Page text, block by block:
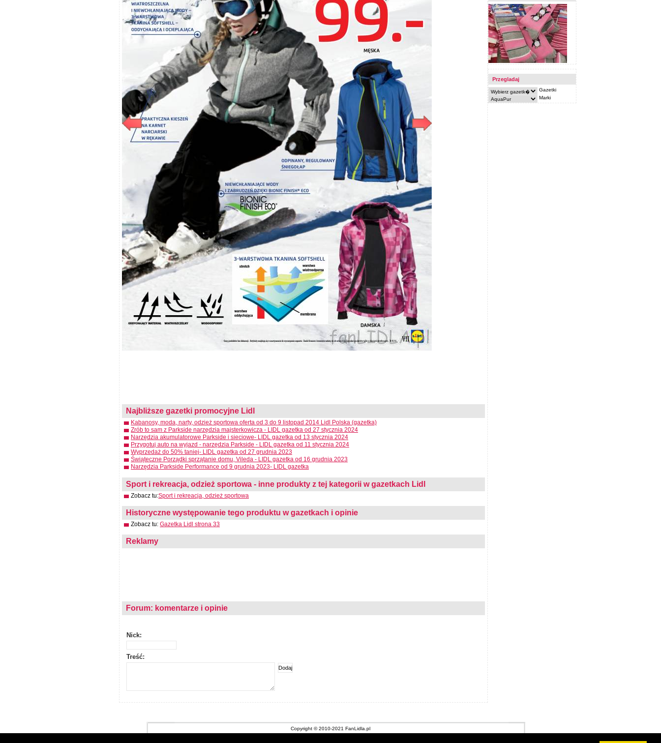
Najbliższe gazetki promocyjne Lidl
Kabanosy, moda, narty, odzież sportowa oferta od 3 do 9 listopad 2014 Lidl Polska (gazetka)
Zrób to sam z Parkside narzędzia majsterkowicza - LIDL gazetka od 27 stycznia 2024
Narzędzia akumulatorowe Parkside i sieciowe- LIDL gazetka od 13 stycznia 2024
Przygotuj auto na wyjazd - narzędzia Parkside - LIDL gazetka od 11 stycznia 2024
Wyprzedaż do 50% taniej- LIDL gazetka od 27 grudnia 2023
Świąteczne Porządki sprzątanie domu, Vileda - LIDL gazetka od 16 grudnia 2023
Narzędzia Parkside Performance od 9 grudnia 2023- LIDL gazetka
Sport i rekreacja, odzież sportowa - inne produkty z tej kategorii w gazetkach Lidl
Zobacz tu:Sport i rekreacja, odzież sportowa
Historyczne występowanie tego produktu w gazetkach i opinie
Zobacz tu: Gazetka Lidl strona 33
Reklamy
Forum: komentarze i opinie
Nick:
Treść:
Przegladaj
Gazetki
Marki
Copyright © 2010-2021 FanLidla.pl